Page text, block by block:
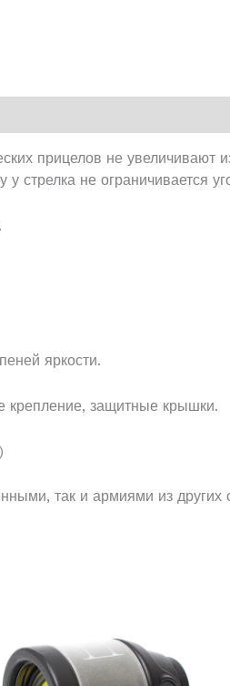
прицелов не
стрелка не ограничивается
яркости.
крепление, защитные крышки.
так и армиями из